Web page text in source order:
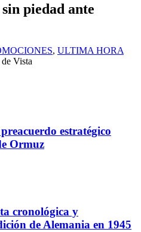
piedad ante
, ULTIMA HORA
Vista
estratégico
Ormuz
cronológica y
de Alemania en 1945